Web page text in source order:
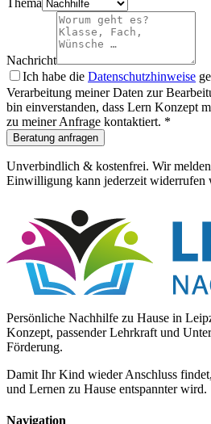
Nachricht
Ich habe die Datenschutzhinweise
Verarbeitung meiner Daten zur
bin einverstanden, dass Lern Konzept
zu meiner Anfrage kontaktiert. *
Beratung anfragen
Unverbindlich & kostenfrei. Wir
Einwilligung kann jederzeit widerrufen
Persönliche Nachhilfe zu Hause in
Konzept, passender Lehrkraft und
Förderung.
Damit Ihr Kind wieder Anschluss
und Lernen zu Hause entspannter wird.
Navigation